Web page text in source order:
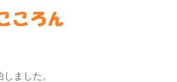
ました。